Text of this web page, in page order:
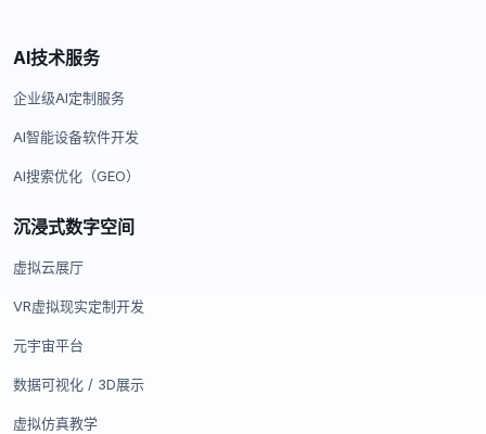
AI技术服务
企业级AI定制服务
AI智能设备软件开发
AI搜索优化（GEO）
沉浸式数字空间
虚拟云展厅
VR虚拟现实定制开发
元宇宙平台
数据可视化 / 3D展示
虚拟仿真教学